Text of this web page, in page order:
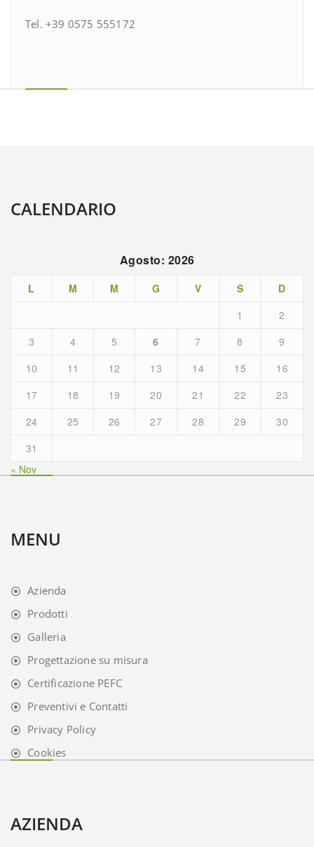
Tel. +39 0575 555172
CALENDARIO
Agosto: 2026
L M M G V S
D
1
2
3
4 5 6 7 8
9
10
11 12 13 14 15
16
17
18 19 20 21 22
23
24
25 26 27 28 29
30
31
« Nov
MENU
Azienda
Prodotti
Galleria
Progettazione su misura
Certificazione PEFC
Preventivi e Contatti
Privacy Policy
Cookies
AZIENDA